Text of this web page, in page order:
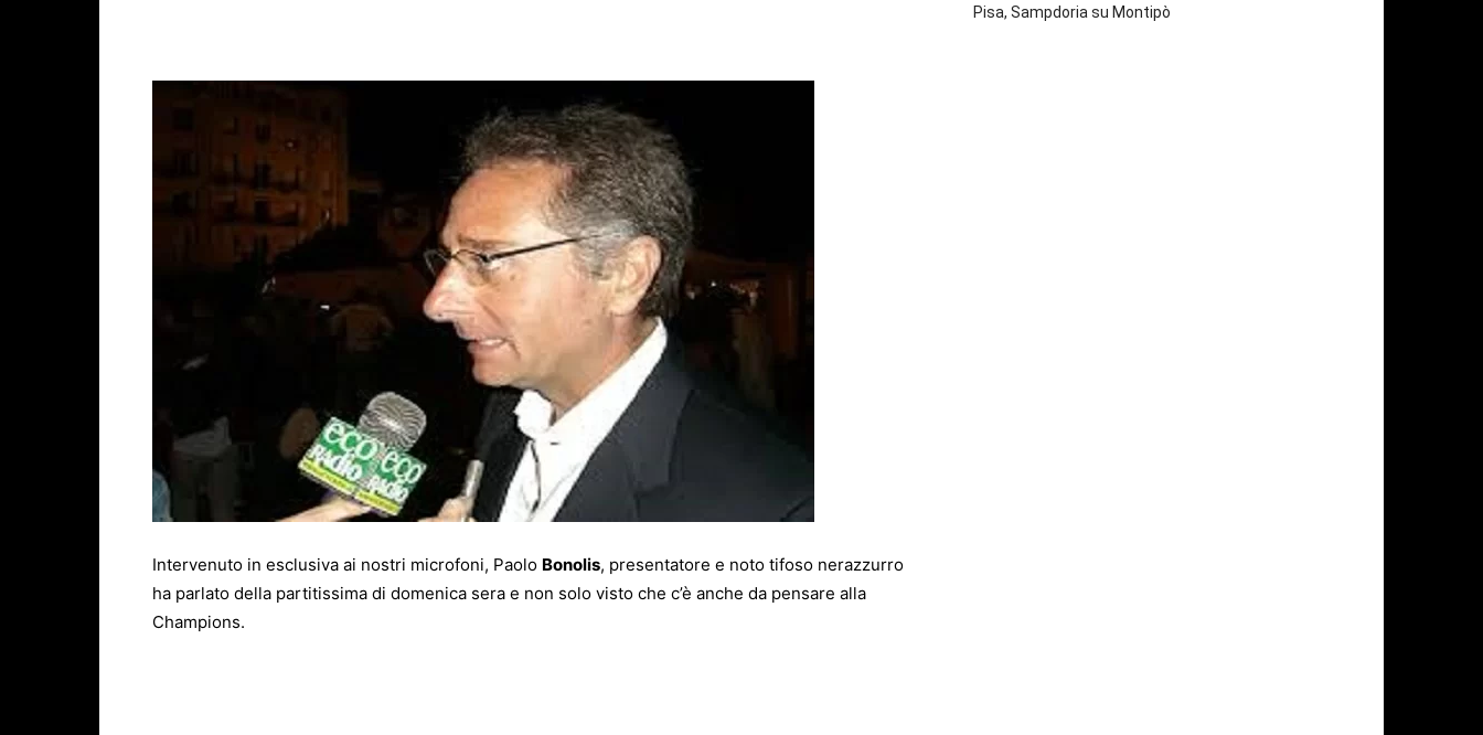
Intervenuto in esclusiva ai nostri microfoni, Paolo Bonolis, presentatore e noto tifoso nerazzurro
ha parlato della partitissima di domenica sera e non solo visto che c’è anche da pensare alla
Champions.
Pisa, Sampdoria su Montipò